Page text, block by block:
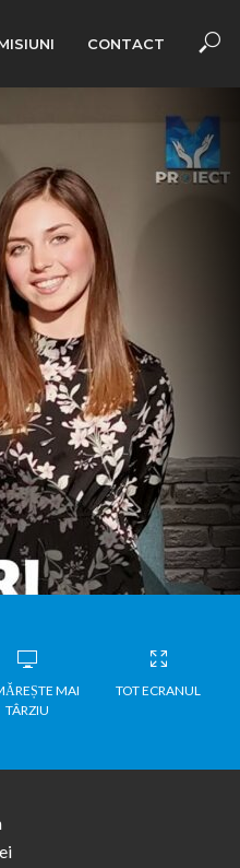
CONTACT
MAI
TÂRZIU
TOT ECRANUL